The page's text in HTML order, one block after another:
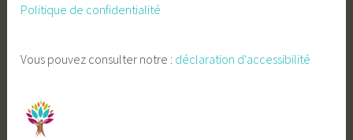
Politique de confidentialité
Vous pouvez consulter notre : déclaration d'accessibilité